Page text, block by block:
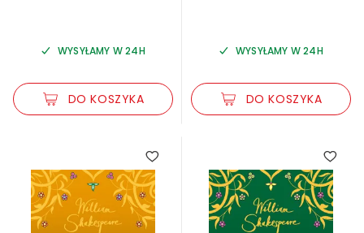
WYSYŁAMY W 24H
DO KOSZYKA
WYSYŁAMY W 24H
DO KOSZYKA
4.75